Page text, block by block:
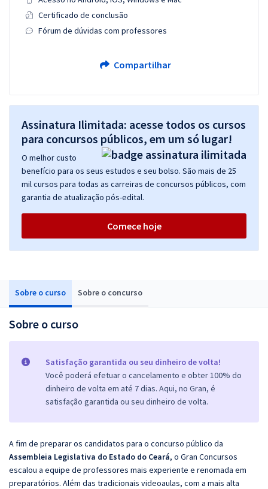
Sobre o curso Sobre o concurso
Sobre o curso
Satisfação garantida ou seu dinheiro de volta!
Você poderá efetuar o cancelamento e obter 100% do
dinheiro de volta em até 7 dias. Aqui, no Gran, é
satisfação garantida ou seu dinheiro de volta.
A fim de preparar os candidatos para o concurso público da
Assembleia Legislativa do Estado do Ceará, o Gran Concursos
escalou a equipe de professores mais experiente e renomada em
preparatórios. Além das tradicionais videoaulas, com a mais alta
Certificado de conclusão
Fórum de dúvidas com professores
Compartilhar
Assinatura Ilimitada: acesse todos os cursos
para concursos públicos, em um só lugar!
O melhor custo
benefício para os seus estudos e seu bolso. São mais de 25
mil cursos para todas as carreiras de concursos públicos, com
garantia de atualização pós-edital.
Comece hoje